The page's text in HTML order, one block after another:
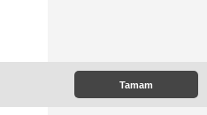
Tamam